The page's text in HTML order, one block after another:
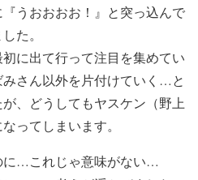
うおおおお！』と突っ込んで
た。
に出て行って注目を集めてい
さん以外を片付けていく…と
、どうしてもヤスケン（野上
ってしまいます。
に…これじゃ意味がない…